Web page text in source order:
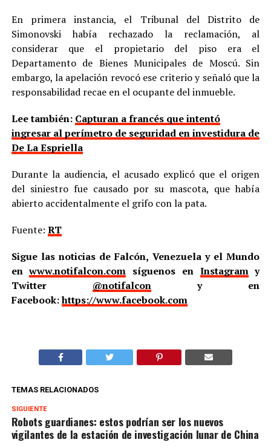
En primera instancia, el Tribunal del Distrito de
Simonovski había rechazado la reclamación, al
considerar que el propietario del piso era el
Departamento de Bienes Municipales de Moscú. Sin
embargo, la apelación revocó ese criterio y señaló que la
responsabilidad recae en el ocupante del inmueble.
Lee también: Capturan a francés que intentó
ingresar al perímetro de seguridad en investidura de
De La Espriella
Durante la audiencia, el acusado explicó que el origen
del siniestro fue causado por su mascota, que había
abierto accidentalmente el grifo con la pata.
Fuente: RT
Sigue las noticias de Falcón, Venezuela y el Mundo
enwww.notifalcon.com síguenos en Instagramy
Twitter @notifalcony en
Facebook:https://www.facebook.com
TEMAS RELACIONADOS
SIGUIENTE
Robots guardianes: estos podrían ser los nuevos
vigilantes de la estación de investigación lunar de China